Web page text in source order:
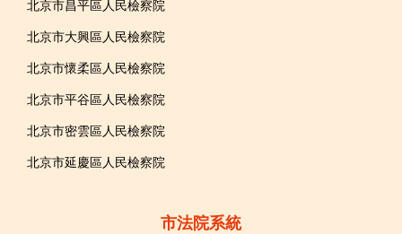
北京市昌平區人民檢察院
北京市大興區人民檢察院
北京市懷柔區人民檢察院
北京市平谷區人民檢察院
北京市密雲區人民檢察院
北京市延慶區人民檢察院
市法院系統